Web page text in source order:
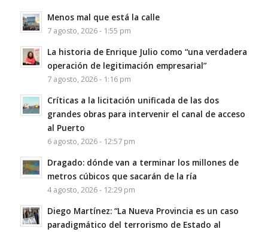
Menos mal que está la calle
7 agosto, 2026 - 1:55 pm
La historia de Enrique Julio como “una verdadera
operación de legitimación empresarial”
7 agosto, 2026 - 1:16 pm
Críticas a la licitación unificada de las dos
grandes obras para intervenir el canal de acceso
al Puerto
6 agosto, 2026 - 12:57 pm
Dragado: dónde van a terminar los millones de
metros cúbicos que sacarán de la ría
4 agosto, 2026 - 12:29 pm
Diego Martínez: “La Nueva Provincia es un caso
paradigmático del terrorismo de Estado al